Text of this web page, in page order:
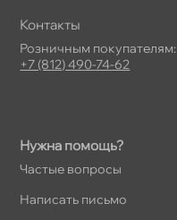
Нужна помощь?
Частые вопросы
Написать письмо
Контакты
Розничным покупателям:
+7 (812) 490-74-62